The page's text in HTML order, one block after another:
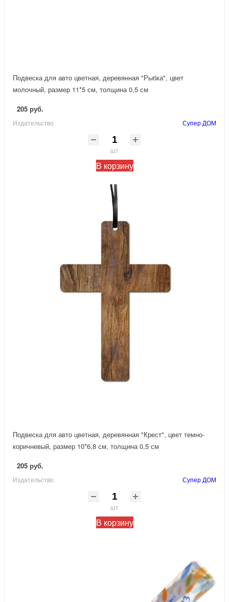
Подвеска для авто цветная, деревянная "Рыбка", цвет
молочный, размер 11*5 см, толщина 0,5 см
205 руб.
Издательство Супер ДОМ
шт
В корзину
Подвеска для авто цветная, деревянная "Крест", цвет темно-
коричневый, размер 10*6,8 см, толщина 0,5 см
205 руб.
Издательство Супер ДОМ
шт
В корзину